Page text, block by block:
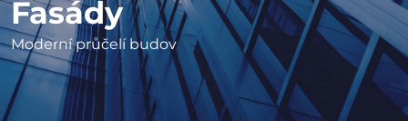
Fasády
Moderní průčelí budov